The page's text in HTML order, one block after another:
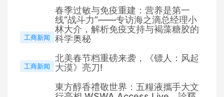
工商新闻
春季过敏与免疫重建：营养是第一
线“战斗力”——专访海之滴总经理小
林大介，解析免疫支持与褐藻糖胶的
科学奥秘
工商新闻
北美春节档重磅来袭，《镖人：风起
大漠》亮刀!
東方醇香禮敬世界：五糧液攜手大文